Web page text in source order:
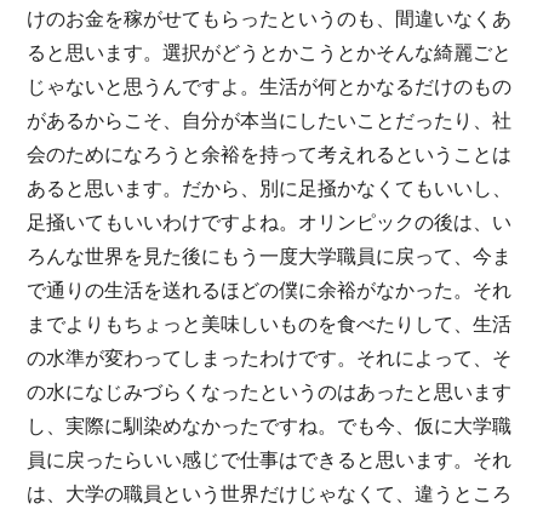
けのお金を稼がせてもらったというのも、間違いなくあ
ると思います。選択がどうとかこうとかそんな綺麗ごと
じゃないと思うんですよ。生活が何とかなるだけのもの
があるからこそ、自分が本当にしたいことだったり、社
会のためになろうと余裕を持って考えれるということは
あると思います。だから、別に足掻かなくてもいいし、
足掻いてもいいわけですよね。オリンピックの後は、い
ろんな世界を見た後にもう一度大学職員に戻って、今ま
で通りの生活を送れるほどの僕に余裕がなかった。それ
までよりもちょっと美味しいものを食べたりして、生活
の水準が変わってしまったわけです。それによって、そ
の水になじみづらくなったというのはあったと思います
し、実際に馴染めなかったですね。でも今、仮に大学職
員に戻ったらいい感じで仕事はできると思います。それ
は、大学の職員という世界だけじゃなくて、違うところ